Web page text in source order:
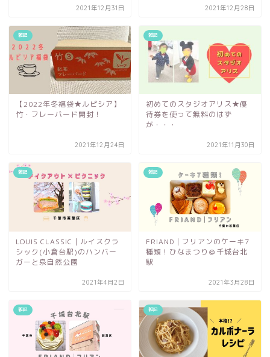
2021年12月31日 2021年12月28日
雑記
【2022年冬福袋★ルピシア】
竹・フレーバード開封！
2021年12月24日
雑記
初めてのスタジオアリス★優
待券を使って無料のはず
が・・・
2021年11月30日
雑記
LOUIS CLASSIC｜ルイスクラ
シック(小倉台駅)のハンバー
ガーと泉自然公園
2021年4月2日
雑記
FRIAND｜フリアンのケーキ7
種類！ひなまつり＠千城台北
駅
2021年3月28日
雑記 雑記